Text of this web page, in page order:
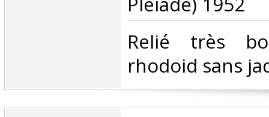
‎Relié très
rhodoid sans